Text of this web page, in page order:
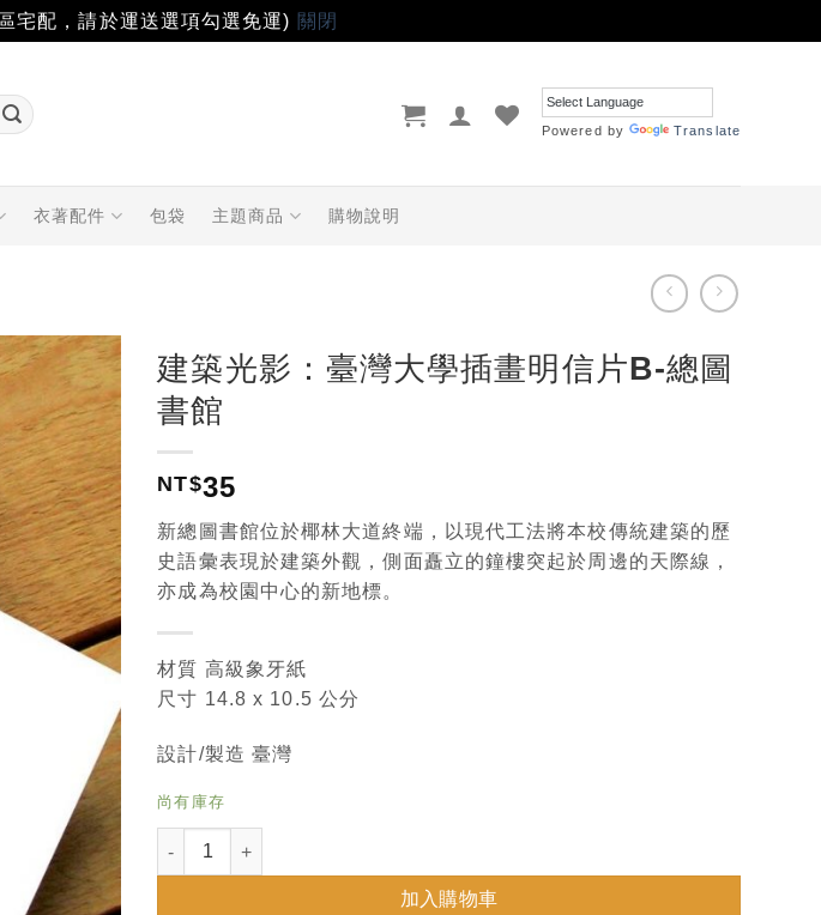
宅配，請於運送選項勾選免運) 關閉
Powered by Translate
衣著配件 包袋 主題商品 購物說明
加入
「願
望輕
單」
建築光影：臺灣大學插畫明信片B-總圖
書館
NT$35
新總圖書館位於椰林大道終端，以現代工法將本校傳統建築的歷
史語彙表現於建築外觀，側面矗立的鐘樓突起於周邊的天際線，
亦成為校園中心的新地標。
材質 高級象牙紙
尺寸 14.8 x 10.5 公分
設計/製造 臺灣
尚有庫存
建築光影：臺灣大學插畫明信片B-總圖書館 數量
加入購物車